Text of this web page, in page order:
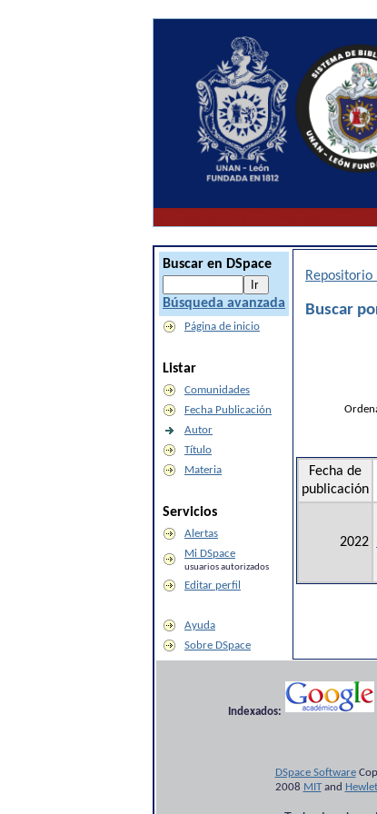
Buscar en DSpace
Búsqueda avanzada
Página de inicio
Listar
Comunidades
Fecha Publicación
Autor
Título
Materia
Servicios
Alertas
Mi DSpace
usuarios autorizados
Editar perfil
Ayuda
Sobre DSpace
Repositorio
Buscar
Fecha de
publicación
2022
Indexados:
DSpace Software
2008 MITand